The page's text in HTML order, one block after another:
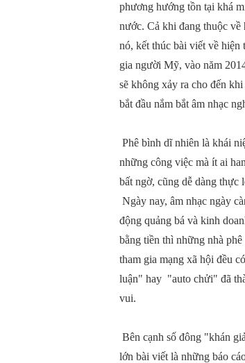
phương hướng tồn tại khá
nước. Cả khi đang thuộc về
nó, kết thúc bài viết về hiện
gia người Mỹ, vào năm
sẽ không xảy ra cho đến
bắt đầu nắm bắt âm nhạc
Phê bình dĩ nhiên là khái
những công việc mà ít ai
bất ngờ, cũng dễ dàng thực
Ngày nay, âm nhạc ngày
động quảng bá và kinh
bằng tiền thì những nhà
tham gia mạng xã hội đều
luận" hay "auto chửi" đã
vui.
Bên cạnh số đông "khán
lớn bài viết là những báo